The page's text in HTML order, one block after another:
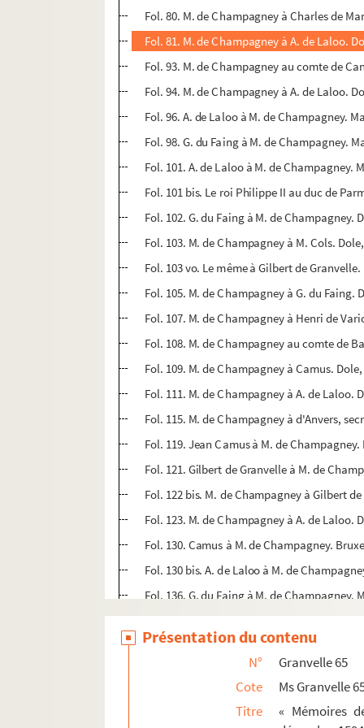
Fol. 80. M. de Champagney à Charles de
Fol. 81. M. de Champagney à A. de Laloo.
Fol. 93. M. de Champagney au comte de
Fol. 94. M. de Champagney à A. de Laloo.
Fol. 96. A. de Laloo à M. de Champagney.
Fol. 98. G. du Faing à M. de Champagney.
Fol. 101. A. de Laloo à M. de Champagney.
Fol. 101 bis. Le roi Philippe II au duc de
Fol. 102. G. du Faing à M. de Champagney.
Fol. 103. M. de Champagney à M. Cols.
Fol. 103 vo. Le même à Gilbert de
Fol. 105. M. de Champagney à G. du Faing.
Fol. 107. M. de Champagney à Henri de
Fol. 108. M. de Champagney au comte de
Fol. 109. M. de Champagney à Camus.
Fol. 111. M. de Champagney à A. de Laloo.
Fol. 115. M. de Champagney à d'Anvers,
Fol. 119. Jean Camus à M. de
Fol. 121. Gilbert de Granvelle à M. de
Fol. 122 bis. M. de Champagney à Gilbert
Fol. 123. M. de Champagney à A. de Laloo.
Fol. 130. Camus à M. de Champagney.
Fol. 130 bis. A. de Laloo à M. de
Fol. 136. G. du Faing à M. de Champagney.
Fol. 138. Camus à M. de Champagney.
Fol. 141. Lettre en espagnol, datée de
Fol. 143. M. de Champagney à A. de Laloo.
Fol. 172. M. de Champagney à A. de Laloo.
Fol. 178. Henri de Varicq à M. de
Présentation du contenu
N°
Granvelle 65
Cote
Ms Granvelle
Titre
« Mémoires